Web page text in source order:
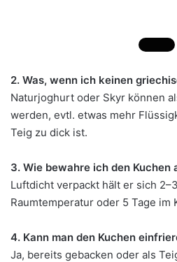
2. Was, wenn ich keinen
Naturjoghurt oder Skyr können
werden, evtl. etwas mehr
Teig zu dick ist.
3. Wie bewahre ich den Kuchen
Luftdicht verpackt hält er sich
Raumtemperatur oder 5 Tage im
4. Kann man den Kuchen
Ja, bereits gebacken oder als